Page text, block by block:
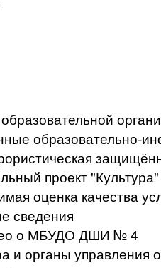
образовательно-
проект "Культура"
оценка качества
сведения
о МБУДО ДШИ № 4
и органы управления